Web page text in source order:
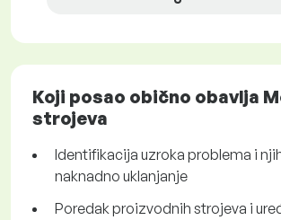
Koji posao obično obavlja
strojeva
Identifikacija uzroka problema i
naknadno uklanjanje
Poredak proizvodnih strojeva i